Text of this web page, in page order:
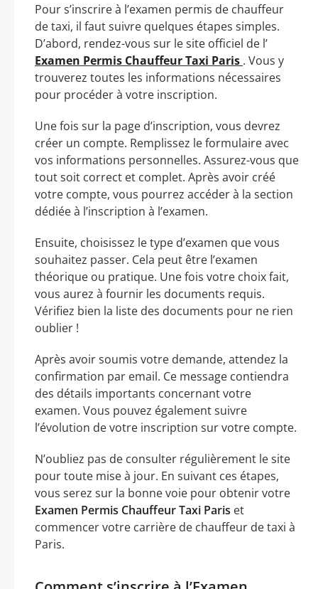
Pour s’inscrire à l’examen permis de chauffeur
de taxi, il faut suivre quelques étapes simples.
D’abord, rendez-vous sur le site officiel de l’
Examen Permis Chauffeur Taxi Paris . Vous y
trouverez toutes les informations nécessaires
pour procéder à votre inscription.
Une fois sur la page d’inscription, vous devrez
créer un compte. Remplissez le formulaire avec
vos informations personnelles. Assurez-vous que
tout soit correct et complet. Après avoir créé
votre compte, vous pourrez accéder à la section
dédiée à l’inscription à l’examen.
Ensuite, choisissez le type d’examen que vous
souhaitez passer. Cela peut être l’examen
théorique ou pratique. Une fois votre choix fait,
vous aurez à fournir les documents requis.
Vérifiez bien la liste des documents pour ne rien
oublier !
Après avoir soumis votre demande, attendez la
confirmation par email. Ce message contiendra
des détails importants concernant votre
examen. Vous pouvez également suivre
l’évolution de votre inscription sur votre compte.
N’oubliez pas de consulter régulièrement le site
pour toute mise à jour. En suivant ces étapes,
vous serez sur la bonne voie pour obtenir votre
Examen Permis Chauffeur Taxi Paris et
commencer votre carrière de chauffeur de taxi à
Paris.